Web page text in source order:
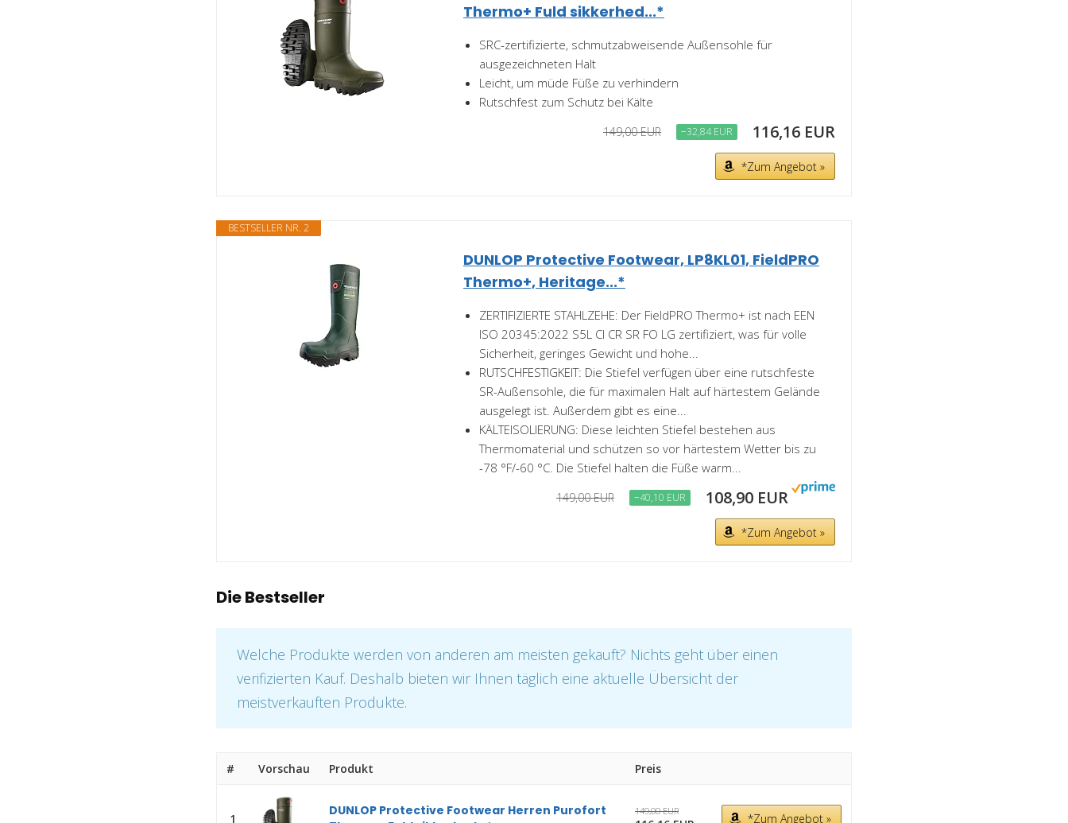
Thermo+ Fuld sikkerhed...*
SRC-zertifizierte, schmutzabweisende Außensohle für
ausgezeichneten Halt
Leicht, um müde Füße zu verhindern
Rutschfest zum Schutz bei Kälte
149,00 EUR −32,84 EUR 116,16 EUR
*Zum Angebot »
BESTSELLER NR. 2
DUNLOP Protective Footwear, LP8KL01, FieldPRO
Thermo+, Heritage...*
ZERTIFIZIERTE STAHLZEHE: Der FieldPRO Thermo+ ist nach EEN
ISO 20345:2022 S5L CI CR SR FO LG zertifiziert, was für volle
Sicherheit, geringes Gewicht und hohe...
RUTSCHFESTIGKEIT: Die Stiefel verfügen über eine rutschfeste
SR-Außensohle, die für maximalen Halt auf härtestem Gelände
ausgelegt ist. Außerdem gibt es eine...
KÄLTEISOLIERUNG: Diese leichten Stiefel bestehen aus
Thermomaterial und schützen so vor härtestem Wetter bis zu
-78 °F/-60 °C. Die Stiefel halten die Füße warm...
149,00 EUR −40,10 EUR 108,90 EUR
*Zum Angebot »
Die Bestseller
Welche Produkte werden von anderen am meisten gekauft? Nichts geht über einen
verifizierten Kauf. Deshalb bieten wir Ihnen täglich eine aktuelle Übersicht der
meistverkauften Produkte.
# Vorschau Produkt Preis
1
DUNLOP Protective Footwear Herren Purofort
149,00 EUR
*Zum Angebot »